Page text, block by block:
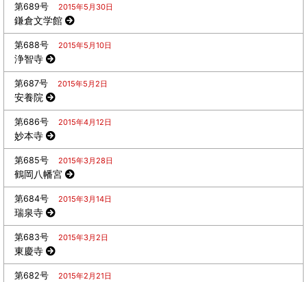
第689号 2015年5月30日
鎌倉文学館
第688号 2015年5月10日
浄智寺
第687号 2015年5月2日
安養院
第686号 2015年4月12日
妙本寺
第685号 2015年3月28日
鶴岡八幡宮
第684号 2015年3月14日
瑞泉寺
第683号 2015年3月2日
東慶寺
第682号 2015年2月21日